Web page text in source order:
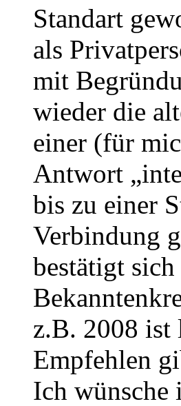
Standart
als
mit
wieder die
einer (für
Antwort
bis zu einer
Verbindung
bestätigt
z.B. 2008 ist
Empfehlen
Ich